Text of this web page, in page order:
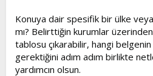
Konuya dair spesifik bir ülke
mı? Belirttiğin kurumlar üzerinden
tablosu çıkarabilir, hangi
gerektiğini adım adım birlikte
yardımcın olsun.